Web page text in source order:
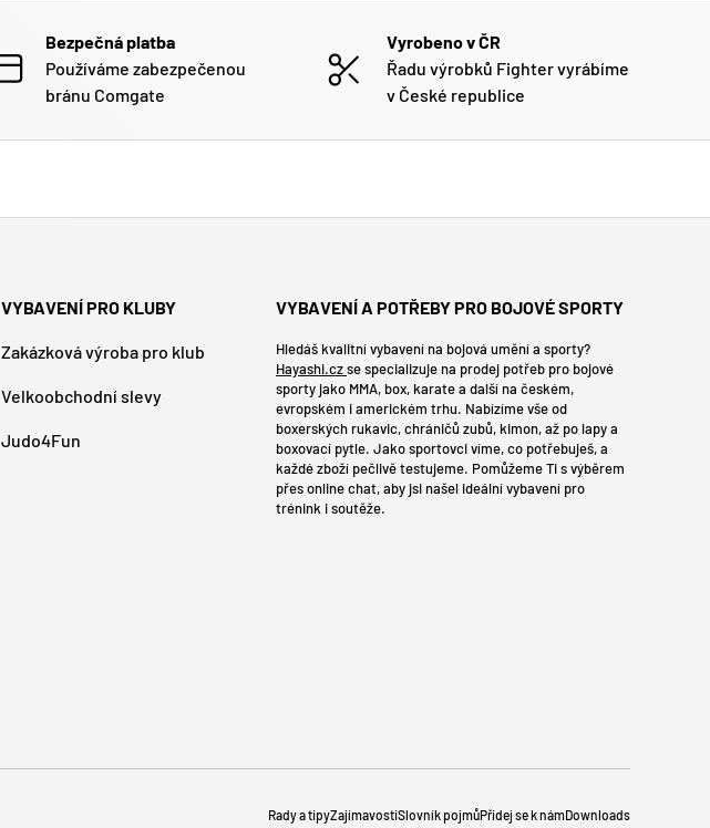
Bezpečná platba
Používáme zabezpečenou
bránu Comgate
Vyrobeno v ČR
Řadu výrobků Fighter vyrábíme
v České republice
VYBAVENÍ PRO KLUBY
Zakázková výroba pro klub
Velkoobchodní slevy
Judo4Fun
VYBAVENÍ A POTŘEBY PRO BOJOVÉ SPORTY
Hledáš kvalitní vybavení na bojová umění a sporty?
Hayashi.czse specializuje na prodej potřeb pro bojové
sporty jako MMA, box, karate a další na českém,
evropském i americkém trhu. Nabízíme vše od
boxerských rukavic, chráničů zubů, kimon, až po lapy a
boxovací pytle. Jako sportovci víme, co potřebuješ, a
každé zboží pečlivě testujeme. Pomůžeme Ti s výběrem
přes online chat, aby jsi našel ideální vybavení pro
trénink i soutěže.
Rady a tipyZajímavostiSlovník pojmůPřidej se k námDownloads